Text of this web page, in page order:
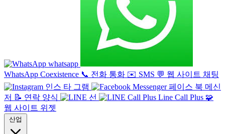
whatsapp
WhatsApp Coexistence 📞 전화 통화 ✉️ SMS 💬 웹 사이트 채팅
인스 타 그램
페이스 북 메신
저 📝 연락 양식 선 Line Call Plus 🧩
웹 사이트 위젯
산업